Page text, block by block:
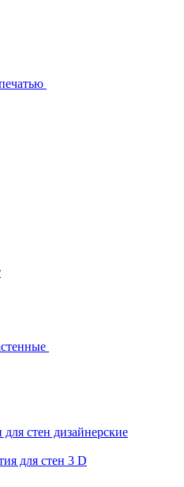
стен дизайнерские
для стен 3 D